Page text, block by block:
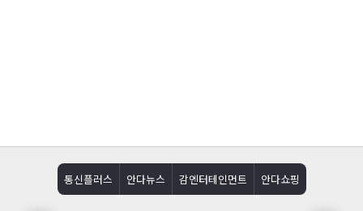
통신플러스 안다뉴스 감엔터테인먼트 안다쇼핑